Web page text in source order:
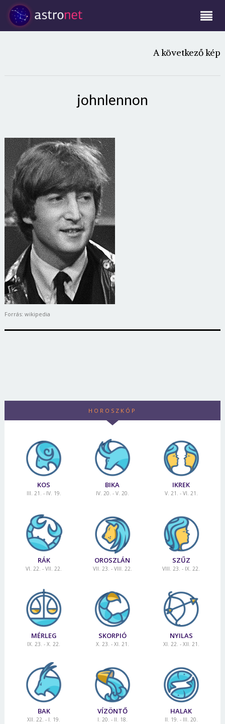
A következő kép
johnlennon
Forrás: wikipedia
HOROSZKÓP
KOS
III. 21. - IV. 19.
BIKA
IV. 20. - V. 20.
IKREK
V. 21. - VI. 21.
RÁK
VI. 22. - VII. 22.
OROSZLÁN
VII. 23. - VIII. 22.
SZŰZ
VIII. 23. - IX. 22.
MÉRLEG
IX. 23. - X. 22.
SKORPIÓ
X. 23. - XI. 21.
NYILAS
XI. 22. - XII. 21.
BAK
XII. 22. - I. 19.
VÍZÖNTŐ
I. 20. - II. 18.
HALAK
II. 19. - III. 20.